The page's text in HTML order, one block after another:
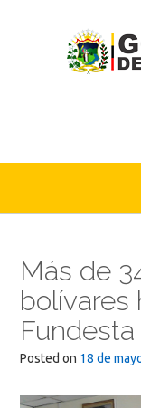
Más de
bolívares
Posted on 18 de